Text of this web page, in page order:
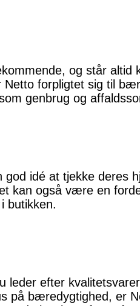
og står altid
forpligtet sig til
genbrug og
idé at tjekke deres
kan også være en
butikken.
leder efter
på bæredygtighed, er